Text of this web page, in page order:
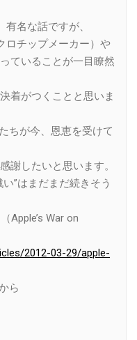
名な話ですが、
ロチップメーカー）や
ていることが一目瞭然
着がつくことと思いま
ちが今、恩恵を受けて
謝したいと思います。
”はまだまだ続きそう
Apple’s War on
2012-03-29/apple-
から